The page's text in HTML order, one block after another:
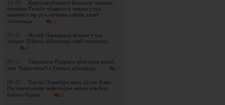
10:28
Қирғизистондаги фожеали ҳалокат
ортидан Ғалаба чўққисига чиқиш учун
алпинистлар рухсатнома олиши талаб
этилмоқда
0
09:56
Жозеф Паркердан кокаин учун
допинг бўйича айбловлар олиб ташланди
0
09:23
Гвардиола Родрига қўнғироқ қилиб,
уни "Барселона"га ўтишга кўндирди
0
08:49
Чарльз Оливейра яқин дўсти Алан
Насиментонинг вафотидан кейин илк бор
баёнот берди
0